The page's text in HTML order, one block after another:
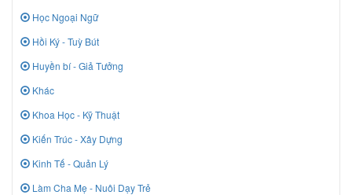
Học Ngoại Ngữ
Hồi Ký - Tuỳ Bút
Huyền bí - Giả Tưởng
Khác
Khoa Học - Kỹ Thuật
Kiến Trúc - Xây Dựng
Kinh Tế - Quản Lý
Làm Cha Mẹ - Nuôi Dạy Trẻ